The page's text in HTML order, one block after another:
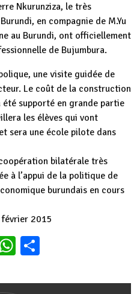
Nkurunziza, le très
en compagnie de M.Yu
au Burundi, ont officiellement
de Bujumbura.
une visite guidée de
Le coût de la construction
supporté en grande partie
les élèves qui vont
sera une école pilote dans
bilatérale très
à l’appui de la politique de
burundais en cours
février 2015
WhatsApp